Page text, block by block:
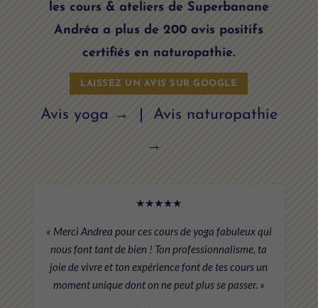
les cours & ateliers de Superbanane
Andréa a plus de 200 avis positifs
certifiés en naturopathie.
LAISSEZ UN AVIS SUR GOOGLE
Avis yoga →
Avis naturopathie
→
★★★★★
« Merci Andrea pour ces cours de yoga fabuleux qui
nous font tant de bien ! Ton professionnalisme, ta
joie de vivre et ton expérience font de tes cours un
moment unique dont on ne peut plus se passer. »